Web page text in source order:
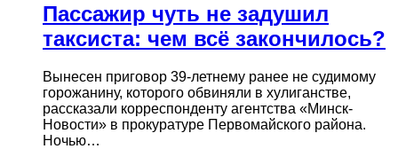
Пассажир чуть не задушил
таксиста: чем всё закончилось?
Вынесен приговор 39-летнему ранее не судимому
горожанину, которого обвиняли в хулиганстве,
рассказали корреспонденту агентства «Минск-
Новости» в прокуратуре Первомайского района.
Ночью…